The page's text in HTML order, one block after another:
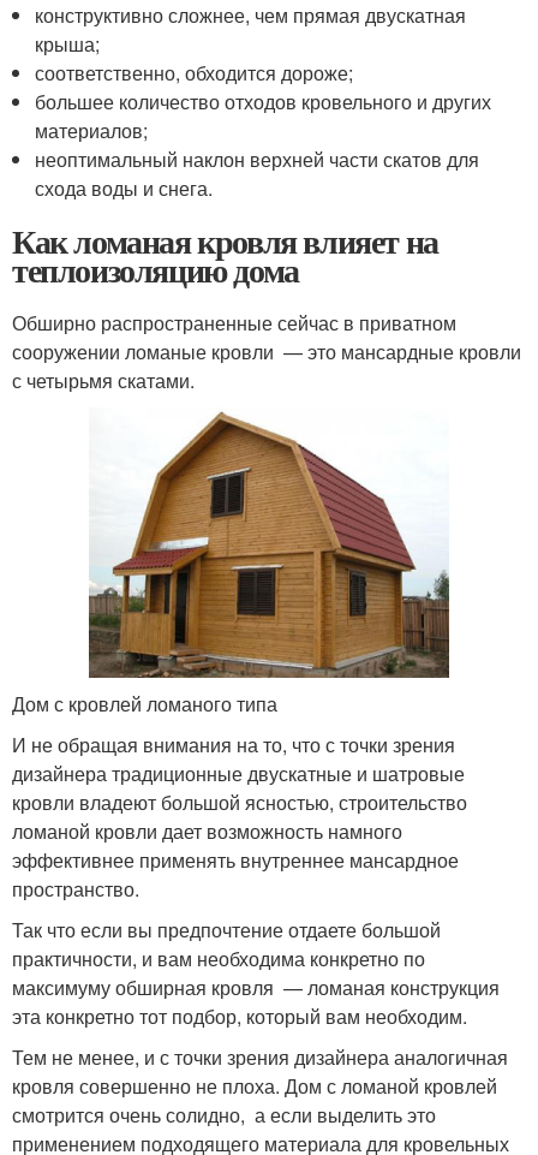
конструктивно сложнее, чем прямая двускатная
крыша;
соответственно, обходится дороже;
большее количество отходов кровельного и других
материалов;
неоптимальный наклон верхней части скатов для
схода воды и снега.
Как ломаная кровля влияет на
теплоизоляцию дома
Обширно распространенные сейчас в приватном
сооружении ломаные кровли — это мансардные кровли
с четырьмя скатами.
Дом с кровлей ломаного типа
И не обращая внимания на то, что с точки зрения
дизайнера традиционные двускатные и шатровые
кровли владеют большой ясностью, строительство
ломаной кровли дает возможность намного
эффективнее применять внутреннее мансардное
пространство.
Так что если вы предпочтение отдаете большой
практичности, и вам необходима конкретно по
максимуму обширная кровля — ломаная конструкция
эта конкретно тот подбор, который вам необходим.
Тем не менее, и с точки зрения дизайнера аналогичная
кровля совершенно не плоха. Дом с ломаной кровлей
смотрится очень солидно, а если выделить это
применением подходящего материала для кровельных